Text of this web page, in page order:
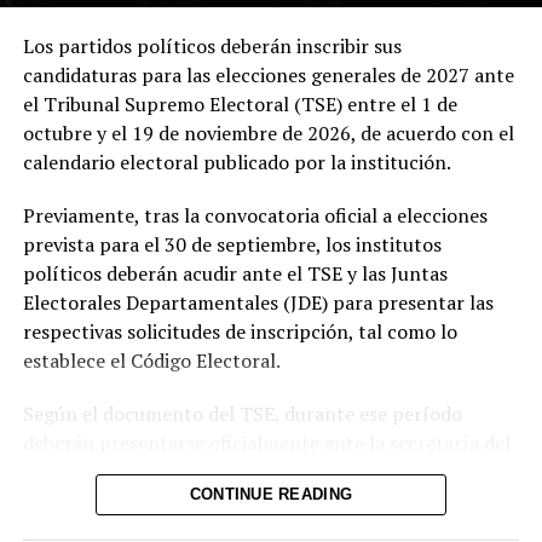
Comparte esto:
consolidar estos logros y proyectar al país como un
destino atractivo para la inversión y el turismo.
El vicepresidente enfatizó que la preparación ante
escenarios migratorios forma parte de una visión
cualquier situación”, sostuvo, al tiempo que reiteró el
optimismo oficial sobre la continuidad del TPS.
La entrevista permitió conocer de primera mano la
posición del gobierno sobre temas que impactan
directamente a la diáspora y a la población local. Ulloa
Los partidos políticos deberán inscribir sus
candidaturas para las elecciones generales de 2027 ante
el Tribunal Supremo Electoral (TSE) entre el 1 de
octubre y el 19 de noviembre de 2026, de acuerdo con el
calendario electoral publicado por la institución.
Previamente, tras la convocatoria oficial a elecciones
prevista para el 30 de septiembre, los institutos
políticos deberán acudir ante el TSE y las Juntas
Electorales Departamentales (JDE) para presentar las
respectivas solicitudes de inscripción, tal como lo
establece el Código Electoral.
Según el documento del TSE, durante ese período
organismo las fórmulas presidenciales y las
candidaturas a diputados de la Asamblea Legislativa.
CONTINUE READING